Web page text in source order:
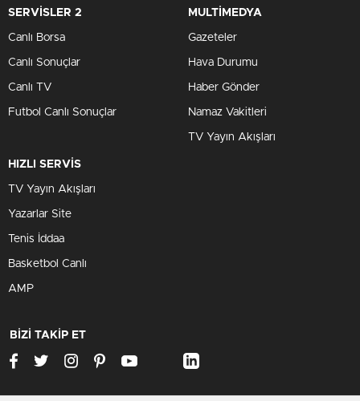
SERVİSLER 2
Canlı Borsa
Canlı Sonuçlar
Canlı TV
Futbol Canlı Sonuçlar
MULTİMEDYA
Gazeteler
Hava Durumu
Haber Gönder
Namaz Vakitleri
TV Yayın Akışları
HIZLI SERVİS
TV Yayın Akışları
Yazarlar Site
Tenis İddaa
Basketbol Canlı
AMP
BİZİ TAKİP ET